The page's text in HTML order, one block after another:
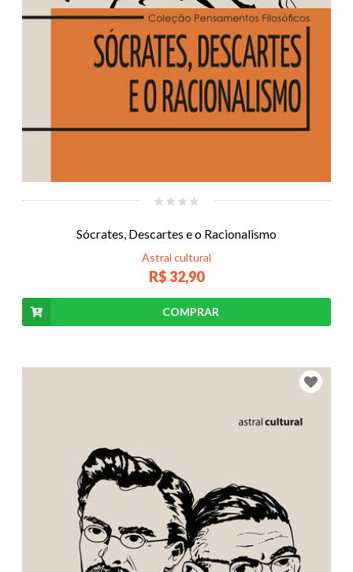
Sócrates, Descartes e o Racionalismo
Astral cultural
R$ 32,90
COMPRAR